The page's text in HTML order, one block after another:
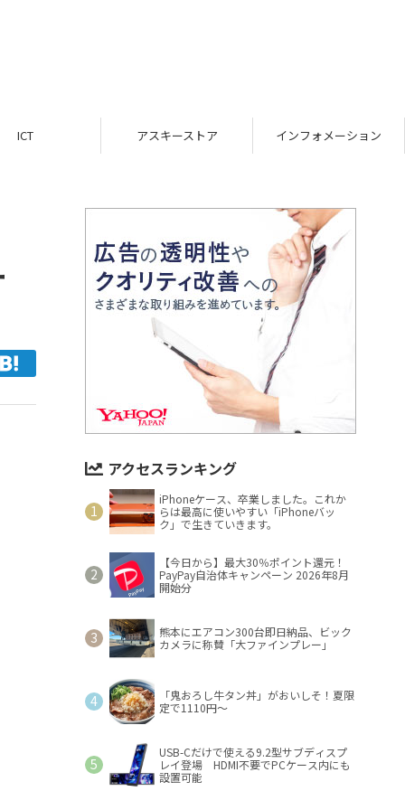
ICT アスキーストア インフォメーション
アクセスランキング
iPhoneケース、卒業しました。これか
らは最高に使いやすい「iPhoneバッ
ク」で生きていきます。
【今日から】最大30％ポイント還元！
PayPay自治体キャンペーン 2026年8月
開始分
熊本にエアコン300台即日納品、ビック
カメラに称賛「大ファインプレー」
「鬼おろし牛タン丼」がおいしそ！夏限
定で1110円～
USB-Cだけで使える9.2型サブディスプ
レイ登場 HDMI不要でPCケース内にも
設置可能